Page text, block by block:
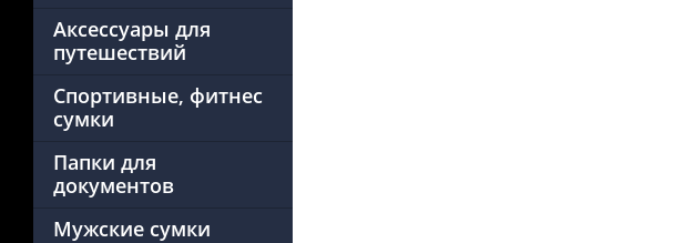
Аксессуары для
путешествий
Спортивные, фитнес
сумки
Папки для
документов
Мужские сумки